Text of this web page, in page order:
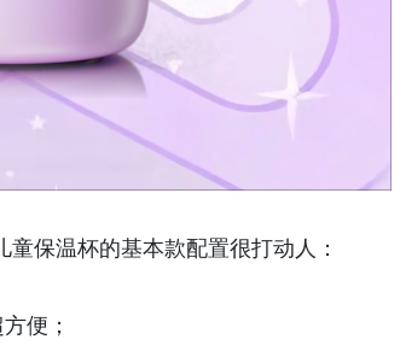
保温杯的基本款配置很打动人：
便；